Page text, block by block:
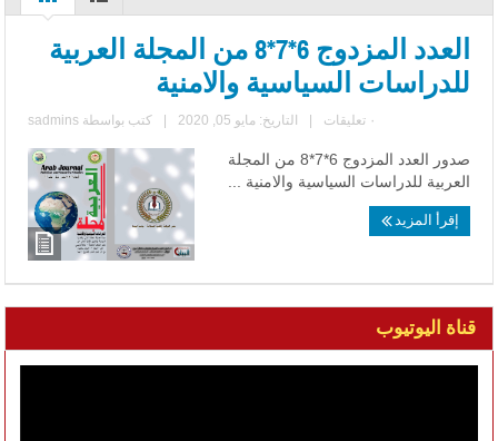
العدد المزدوج 6*7*8 من المجلة العربية
للدراسات السياسية والامنية
كتب بواسطة sadmins | التاريخ: مايو 05, 2020 | ٠ تعليقات
صدور العدد المزدوج 6*7*8 من المجلة
العربية للدراسات السياسية والامنية ...
إقرأ المزيد
قناة اليوتيوب